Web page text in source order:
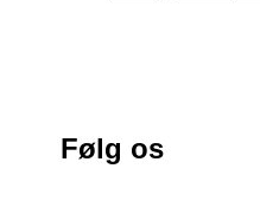
Følg os